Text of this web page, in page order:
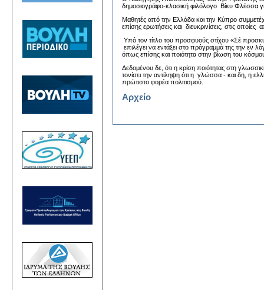
δημοσιογράφο-κλασική φιλόλογο Βίκυ Φλέσσα
Μαθητές από την Ελλάδα και την Κύπρο
επίσης ερωτήσεις και διευκρινίσεις, στις
Υπό τον τίτλο του προσφυούς στίχου «Σέ
επιλέγει να εντάξει στο πρόγραμμά της την
όπως επίσης και ποιότητα στην βίωση του
Δεδομένου δε, ότι η κρίση ποιότητας στη
τονίσει την αντίληψη ότι η γλώσσα - και δη, η
πρώτιστο φορέα πολιτισμού.
Αρχείο